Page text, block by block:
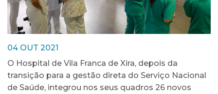
04 OUT 2021
O Hospital de Vila Franca de Xira, depois da
transição para a gestão direta do Serviço Nacional
de Saúde, integrou nos seus quadros 26 novos